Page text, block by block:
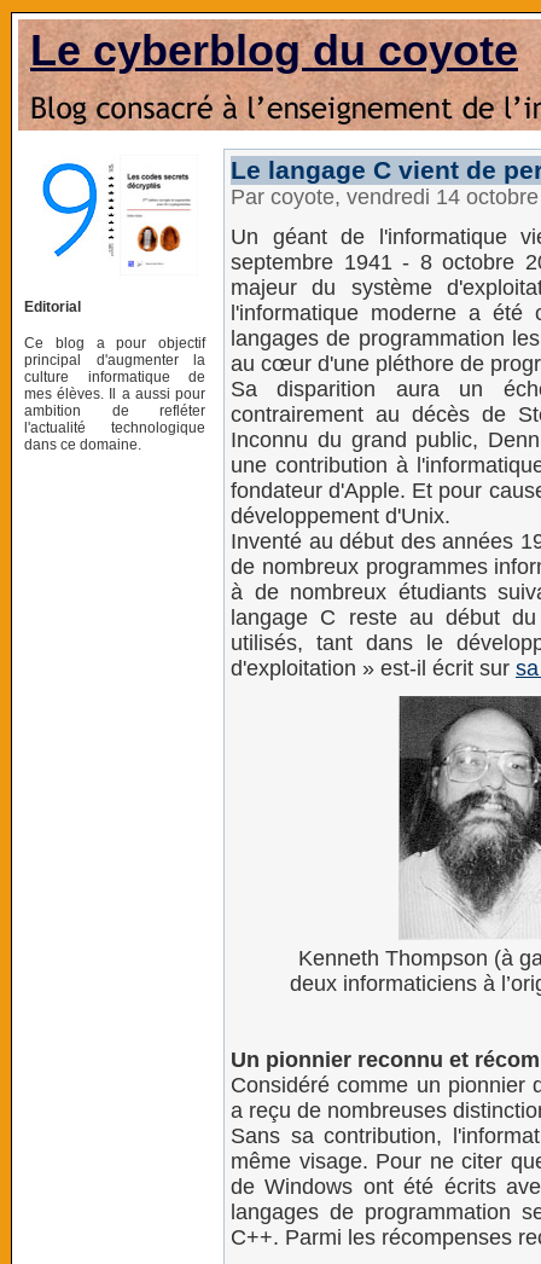
Le cyberblog du coyote
Editorial
Ce blog a pour objectif
principal d'augmenter la
culture informatique de
mes élèves. Il a aussi pour
ambition de refléter
l'actualité technologique
dans ce domaine.
Le langage C vient de
Par coyote, vendredi 14
Un géant de l'informatique
septembre 1941 - 8 octobre
majeur du système
l'informatique moderne a
langages de programmation
au cœur d'une pléthore de
Sa disparition aura un
contrairement au décès de
Inconnu du grand public,
une contribution à
fondateur d'Apple. Et pour
développement d'Unix.
Inventé au début des années
de nombreux programmes
à de nombreux étudiants
langage C reste au début
utilisés, tant dans le
d'exploitation » est-il écrit sur
Kenneth Thompson (à
deux informaticiens à
Un pionnier reconnu et
Considéré comme un pionnier
a reçu de nombreuses
Sans sa contribution,
même visage. Pour ne citer
de Windows ont été écrits
langages de programmation
C++. Parmi les récompenses